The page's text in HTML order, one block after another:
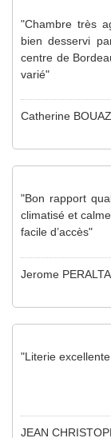
"Chambre très
bien desservi
centre de
varié"
Catherine
"Bon rapport
climatisé et
facile d’accès"
Jerome
"Literie
JEAN